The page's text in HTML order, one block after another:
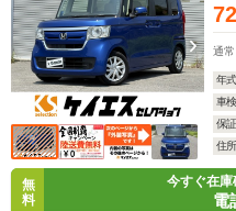
通
年式
車検
保証
住所
無
料
今すぐ在
電